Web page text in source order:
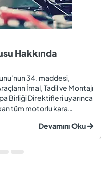
Hakkında
34. maddesi,
İmal, Tadil ve Montajı
Birliği Direktifleri uyarınca
tüm motorlu kara
motosiklet,
Devamını Oku